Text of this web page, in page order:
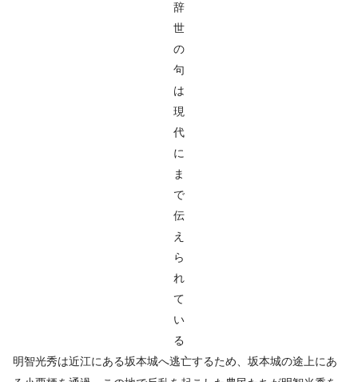
辞
世
の
句
は
現
代
に
ま
で
伝
え
ら
れ
て
い
る
明智光秀は近江にある坂本城へ逃亡するため、坂本城の途上にあ